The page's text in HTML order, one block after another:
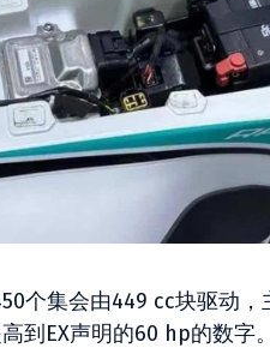
个集会由449 cc块驱动
到EX声明的60 hp的数